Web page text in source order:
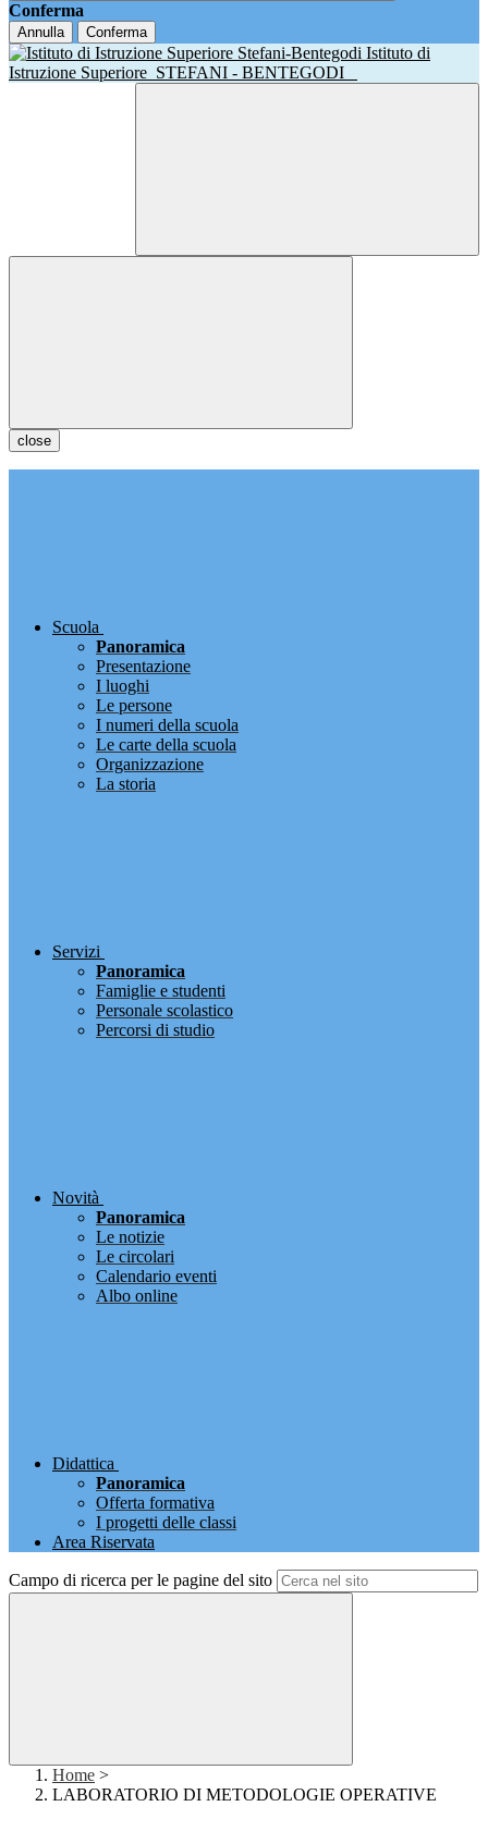
Conferma
Annulla Conferma
Istituto di
Istruzione Superiore STEFANI - BENTEGODI
close
Scuola
Panoramica
Presentazione
I luoghi
Le persone
I numeri della scuola
Le carte della scuola
Organizzazione
La storia
Servizi
Panoramica
Famiglie e studenti
Personale scolastico
Percorsi di studio
Novità
Panoramica
Le notizie
Le circolari
Calendario eventi
Albo online
Didattica
Panoramica
Offerta formativa
I progetti delle classi
Area Riservata
Campo di ricerca per le pagine del sito
Home >
LABORATORIO DI METODOLOGIE OPERATIVE